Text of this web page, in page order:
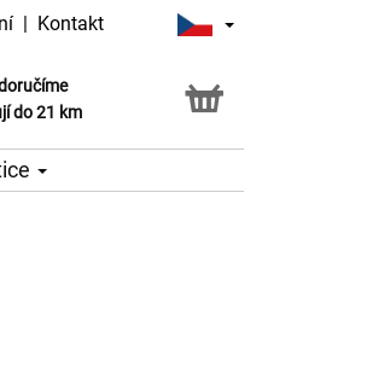
| Kontakt
do 21 km
v naší květince